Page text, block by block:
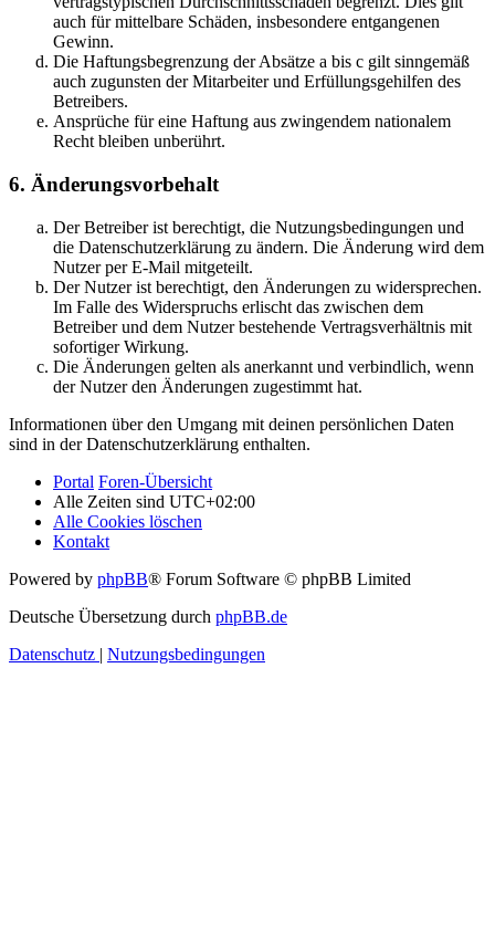
auch für mittelbare Schäden, insbesondere entgangenen
Gewinn.
Die Haftungsbegrenzung der Absätze a bis c gilt sinngemäß
auch zugunsten der Mitarbeiter und Erfüllungsgehilfen des
Betreibers.
Ansprüche für eine Haftung aus zwingendem nationalem
Recht bleiben unberührt.
6. Änderungsvorbehalt
Der Betreiber ist berechtigt, die Nutzungsbedingungen und
die Datenschutzerklärung zu ändern. Die Änderung wird dem
Nutzer per E-Mail mitgeteilt.
Der Nutzer ist berechtigt, den Änderungen zu widersprechen.
Im Falle des Widerspruchs erlischt das zwischen dem
Betreiber und dem Nutzer bestehende Vertragsverhältnis mit
sofortiger Wirkung.
Die Änderungen gelten als anerkannt und verbindlich, wenn
der Nutzer den Änderungen zugestimmt hat.
Informationen über den Umgang mit deinen persönlichen Daten
sind in der Datenschutzerklärung enthalten.
Portal Foren-Übersicht
Alle Zeiten sind UTC+02:00
Alle Cookies löschen
Kontakt
Powered by phpBB® Forum Software © phpBB Limited
Deutsche Übersetzung durch phpBB.de
Datenschutz | Nutzungsbedingungen